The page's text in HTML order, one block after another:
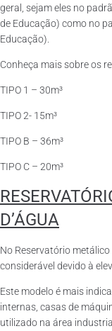
geral, sejam eles no
de Educação) como no
Educação).
Conheça mais sobre os
TIPO 1 – 30m³
TIPO 2- 15m³
TIPO B – 36m³
TIPO C – 20m³
D’ÁGUA
No Reservatório
considerável devido à
Este modelo é mais
internas, casas de
utilizado na área